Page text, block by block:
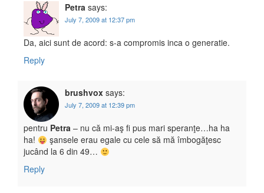
Petra says:
July 7, 2009 at 12:37 pm
Da, aici sunt de acord: s-a compromis inca o generatie.
Reply
brushvox says:
July 7, 2009 at 12:39 pm
pentru Petra – nu că mi-aş fi pus mari speranţe…ha ha
ha!
şansele erau egale cu cele să mă îmbogăţesc
jucând la 6 din 49…
Reply